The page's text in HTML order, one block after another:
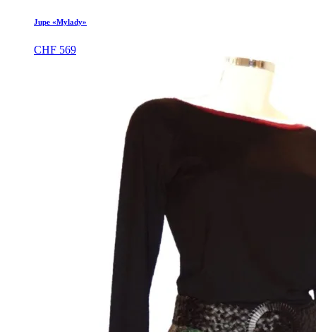
Jupe «Mylady»
CHF 569